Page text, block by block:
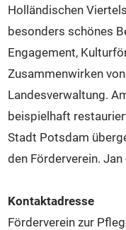
Holländischen
besonders schönes
Engagement,
Zusammenwirken
Landesverwaltung.
beispielhaft
Stadt Potsdam
den Förderverein.
Kontaktadresse
Förderverein zur